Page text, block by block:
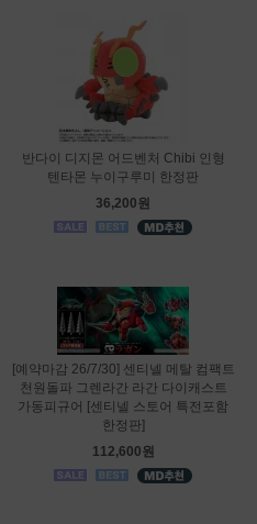
반다이 디지몬 어드벤처 Chibi 인형
텐타몬 누이구루미 한정판
36,200원
[예약마감 26/7/30] 센티넬 메탈 컴팩트
천원돌파 그렌라간 라간 다이캐스트
가동피규어 [센티넬 스토어 특전포함
한정판]
112,600원